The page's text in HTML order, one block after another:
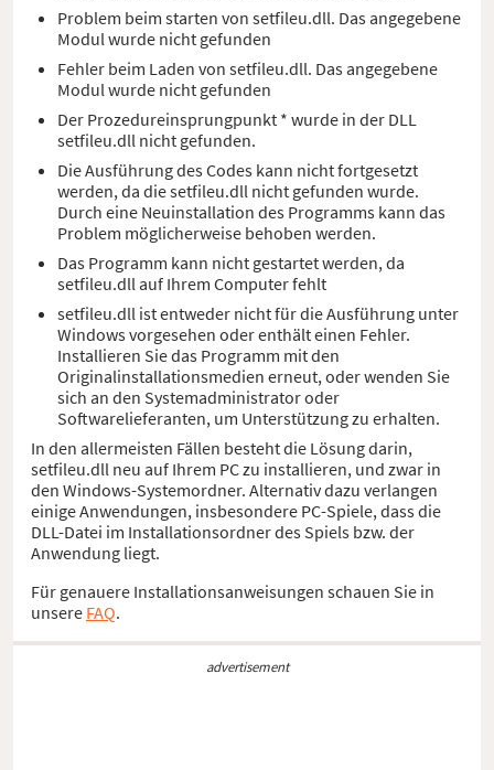
Problem beim starten von setfileu.dll. Das angegebene
Modul wurde nicht gefunden
Fehler beim Laden von setfileu.dll. Das angegebene
Modul wurde nicht gefunden
Der Prozedureinsprungpunkt * wurde in der DLL
setfileu.dll nicht gefunden.
Die Ausführung des Codes kann nicht fortgesetzt
werden, da die setfileu.dll nicht gefunden wurde.
Durch eine Neuinstallation des Programms kann das
Problem möglicherweise behoben werden.
Das Programm kann nicht gestartet werden, da
setfileu.dll auf Ihrem Computer fehlt
setfileu.dll ist entweder nicht für die Ausführung unter
Windows vorgesehen oder enthält einen Fehler.
Installieren Sie das Programm mit den
Originalinstallationsmedien erneut, oder wenden Sie
sich an den Systemadministrator oder
Softwarelieferanten, um Unterstützung zu erhalten.
In den allermeisten Fällen besteht die Lösung darin,
setfileu.dll neu auf Ihrem PC zu installieren, und zwar in
den Windows-Systemordner. Alternativ dazu verlangen
einige Anwendungen, insbesondere PC-Spiele, dass die
DLL-Datei im Installationsordner des Spiels bzw. der
Anwendung liegt.
Für genauere Installationsanweisungen schauen Sie in
unsere FAQ.
advertisement